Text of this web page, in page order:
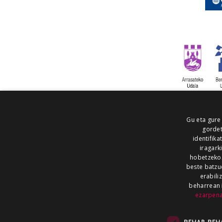
ALEA
Gu eta
hobetzeko.
beste
beharrean